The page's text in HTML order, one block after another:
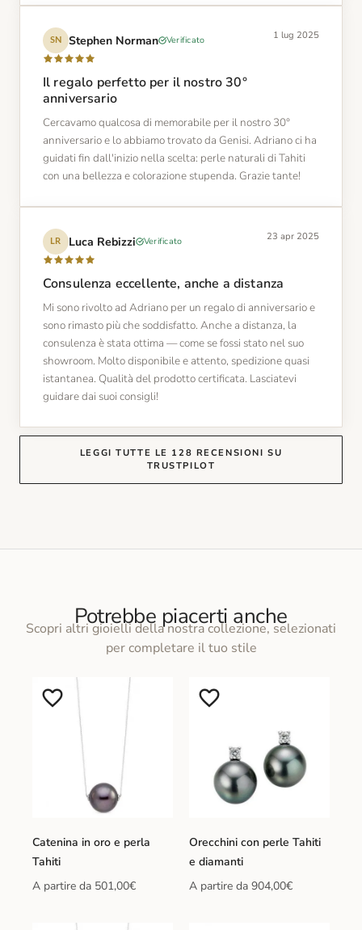
SN Stephen Norman Verificato 1 lug 2025
Il regalo perfetto per il nostro 30°
anniversario
Cercavamo qualcosa di memorabile per il nostro 30°
anniversario e lo abbiamo trovato da Genisi. Adriano ci ha
guidati fin dall'inizio nella scelta: perle naturali di Tahiti
con una bellezza e colorazione stupenda. Grazie tante!
LR Luca Rebizzi Verificato 23 apr 2025
Consulenza eccellente, anche a distanza
Mi sono rivolto ad Adriano per un regalo di anniversario e
sono rimasto più che soddisfatto. Anche a distanza, la
consulenza è stata ottima — come se fossi stato nel suo
showroom. Molto disponibile e attento, spedizione quasi
istantanea. Qualità del prodotto certificata. Lasciatevi
guidare dai suoi consigli!
LEGGI TUTTE LE 128 RECENSIONI SU
TRUSTPILOT
Potrebbe piacerti anche
Scopri altri gioielli della nostra collezione, selezionati
per completare il tuo stile
Catenina in oro e perla
Tahiti
A partire da 501,00€
Orecchini con perle Tahiti
e diamanti
A partire da 904,00€